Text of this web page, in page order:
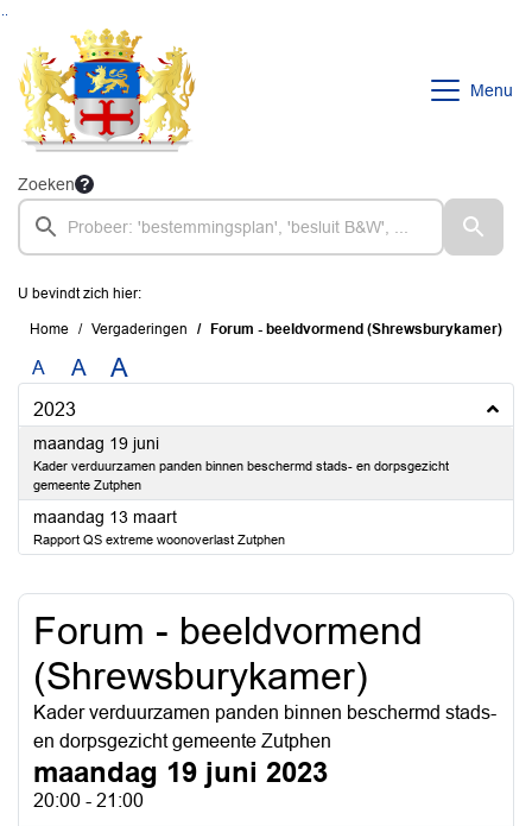
Ga naar de inhoud van deze pagina
Ga naar het zoeken
Ga naar het menu
Menu
Zoeken
U bevindt zich hier:
Home Vergaderingen Forum - beeldvormend (Shrewsburykamer)
A A A
2023
maandag 19 juni2023
Kader verduurzamen panden binnen beschermd stads- en dorpsgezicht
gemeente Zutphen
maandag 13 maart2023
Rapport QS extreme woonoverlast Zutphen
Forum - beeldvormend
(Shrewsburykamer)
Kader verduurzamen panden binnen beschermd stads-
en dorpsgezicht gemeente Zutphen
maandag 19 juni 2023
20:00 - 21:00